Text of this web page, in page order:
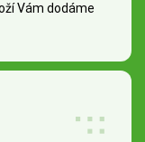
Vám dodáme